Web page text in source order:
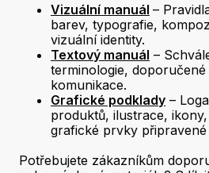
Vizuální manuál –
barev, typografie,
vizuální identity.
Textový manuál –
terminologie,
komunikace.
Grafické podklady –
produktů, ilustrace,
grafické prvky připravené
Potřebujete zákazníkům